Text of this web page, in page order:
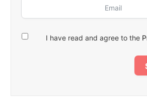
I have read and agree to the